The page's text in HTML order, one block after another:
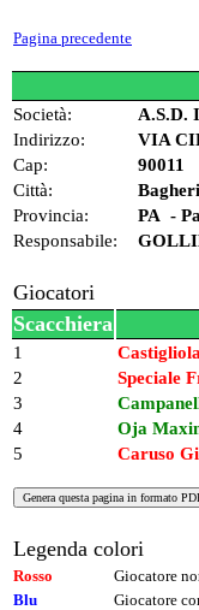
Pagina precedente
Società:
A.S.D.
Indirizzo:
VIA
Cap:
90011
Città:
Provincia:
PA -
Responsabile:
Giocatori
Scacchiera
1
2
Speciale
3
4
Oja
5
Caruso
Legenda colori
Rosso
Giocatore
Blu
Giocatore